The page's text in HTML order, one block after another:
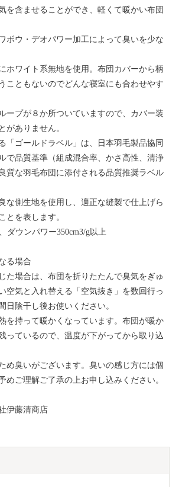
を含ませることができ、軽くて暖かい布団
ボウ・デオパワー加工によって臭いを少な
ホワイト系無地を使用。布団カバーから柄
こともないのでどんな寝室にも合わせやす
ープが８か所ついていますので、カバー装
がありません。
「ゴールドラベル」は、日本羽毛製品協同
で品質基準（組成混合率、かさ高性、清浄
質な羽毛布団に添付される品質推奨ラベル
な側生地を使用し、適正な縫製で仕上げら
とを表します。
ダウンパワー350cm3/g以上
る場合
た場合は、布団を折りたたんで臭気をぎゅ
空気と入れ替える「空気抜き」を数回行っ
日陰干し後お使いください。
を持って暖かくなっています。布団が暖か
っているので、温度が下がってから取り込
め臭いがございます。臭いの感じ方には個
めご理解ご了承の上お申し込みください。
伊藤清商店